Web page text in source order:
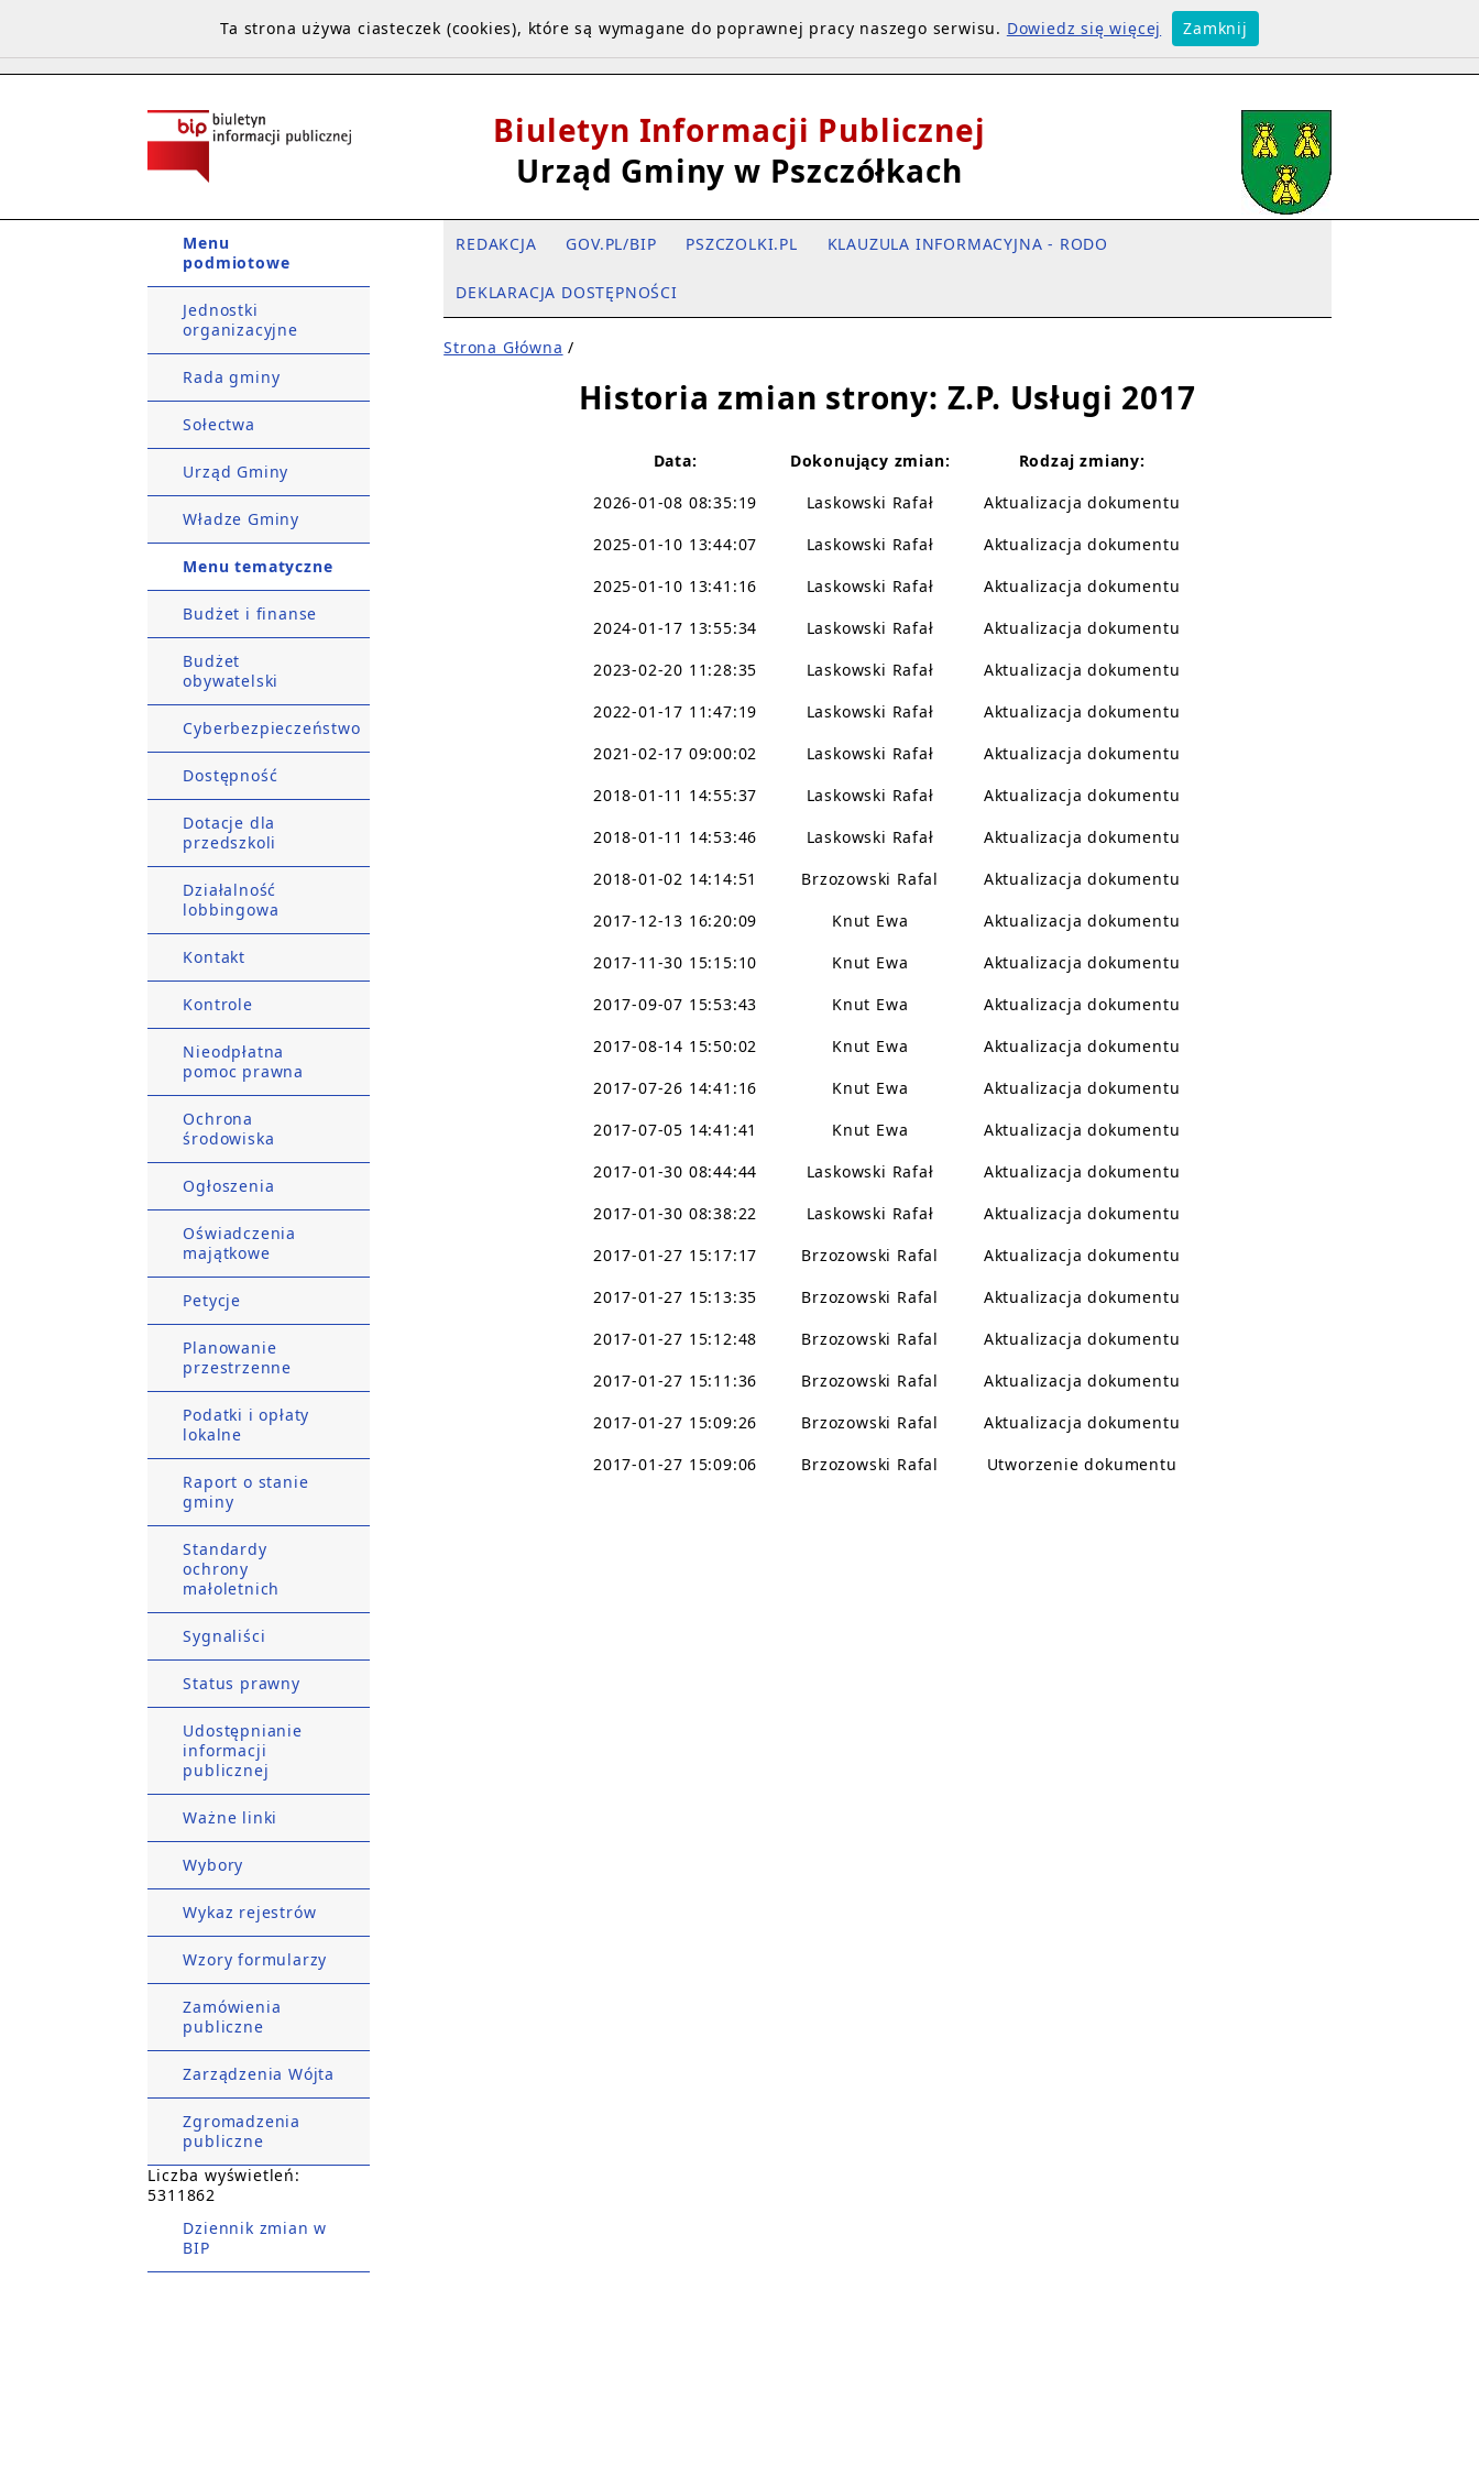
Biuletyn Informacji Publicznej
Urząd Gminy w Pszczółkach
Menu
podmiotowe
Jednostki
organizacyjne
Rada gminy
Sołectwa
Urząd Gminy
Władze Gminy
Menu tematyczne
Budżet i finanse
Budżet
obywatelski
Cyberbezpieczeństwo
Dostępność
Dotacje dla
przedszkoli
Działalność
lobbingowa
Kontakt
Kontrole
Nieodpłatna
pomoc prawna
Ochrona
środowiska
Ogłoszenia
Oświadczenia
majątkowe
Petycje
Planowanie
przestrzenne
Podatki i opłaty
lokalne
Raport o stanie
gminy
Standardy
ochrony
małoletnich
Sygnaliści
Status prawny
Udostępnianie
informacji
publicznej
Ważne linki
Wybory
Wykaz rejestrów
Wzory formularzy
Zamówienia
publiczne
Zarządzenia Wójta
Zgromadzenia
publiczne
Liczba wyświetleń:
5311862
Dziennik zmian w
BIP
REDAKCJA GOV.PL/BIP PSZCZOLKI.PL KLAUZULA INFORMACYJNA - RODO
DEKLARACJA DOSTĘPNOŚCI
Strona Główna /
Historia zmian strony: Z.P. Usługi 2017
Data: Dokonujący zmian:
Rodzaj zmiany:
2026-01-08 08:35:19
Laskowski Rafał
Aktualizacja dokumentu
2025-01-10 13:44:07
Laskowski Rafał
Aktualizacja dokumentu
2025-01-10 13:41:16
Laskowski Rafał
Aktualizacja dokumentu
2024-01-17 13:55:34
Laskowski Rafał
Aktualizacja dokumentu
2023-02-20 11:28:35
Laskowski Rafał
Aktualizacja dokumentu
2022-01-17 11:47:19
Laskowski Rafał
Aktualizacja dokumentu
2021-02-17 09:00:02
Laskowski Rafał
Aktualizacja dokumentu
2018-01-11 14:55:37
Laskowski Rafał
Aktualizacja dokumentu
2018-01-11 14:53:46
Laskowski Rafał
Aktualizacja dokumentu
2018-01-02 14:14:51
Brzozowski Rafal
Aktualizacja dokumentu
2017-12-13 16:20:09
Knut Ewa
Aktualizacja dokumentu
2017-11-30 15:15:10
Knut Ewa
Aktualizacja dokumentu
2017-09-07 15:53:43
Knut Ewa
Aktualizacja dokumentu
2017-08-14 15:50:02
Knut Ewa
Aktualizacja dokumentu
2017-07-26 14:41:16
Knut Ewa
Aktualizacja dokumentu
2017-07-05 14:41:41
Knut Ewa
Aktualizacja dokumentu
2017-01-30 08:44:44
Laskowski Rafał
Aktualizacja dokumentu
2017-01-30 08:38:22
Laskowski Rafał
Aktualizacja dokumentu
2017-01-27 15:17:17
Brzozowski Rafal
Aktualizacja dokumentu
2017-01-27 15:13:35
Brzozowski Rafal
Aktualizacja dokumentu
2017-01-27 15:12:48
Brzozowski Rafal
Aktualizacja dokumentu
2017-01-27 15:11:36
Brzozowski Rafal
Aktualizacja dokumentu
2017-01-27 15:09:26
Brzozowski Rafal
Aktualizacja dokumentu
2017-01-27 15:09:06
Brzozowski Rafal Utworzenie dokumentu
Ta strona używa ciasteczek (cookies), które są wymagane do poprawnej pracy naszego serwisu. Dowiedz się więcej Zamknij